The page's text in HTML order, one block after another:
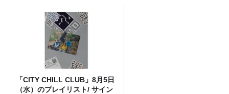
「CITY CHILL CLUB」8月5日
（水）のプレイリスト/ サイン